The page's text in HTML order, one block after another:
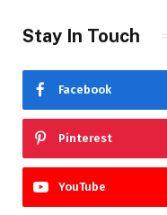
Stay In Touch
Facebook
Pinterest
YouTube